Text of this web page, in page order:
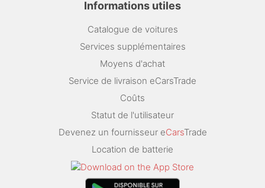
Informations utiles
Catalogue de voitures
Services supplémentaires
Moyens d'achat
Service de livraison eCarsTrade
Coûts
Statut de l'utilisateur
Devenez un fournisseur eCarsTrade
Location de batterie